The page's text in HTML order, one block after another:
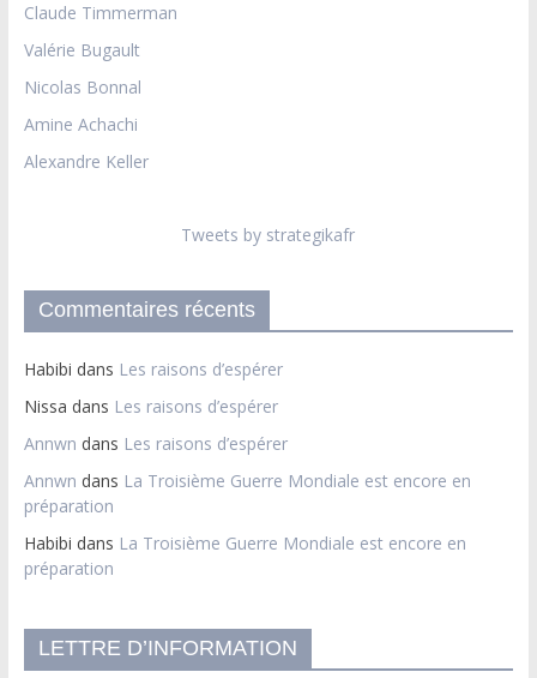
Claude Timmerman
Valérie Bugault
Nicolas Bonnal
Amine Achachi
Alexandre Keller
Tweets by strategikafr
Commentaires récents
Habibi dans Les raisons d’espérer
Nissa dans Les raisons d’espérer
Annwn dans Les raisons d’espérer
Annwn dans La Troisième Guerre Mondiale est encore en
préparation
Habibi dans La Troisième Guerre Mondiale est encore en
préparation
LETTRE D’INFORMATION